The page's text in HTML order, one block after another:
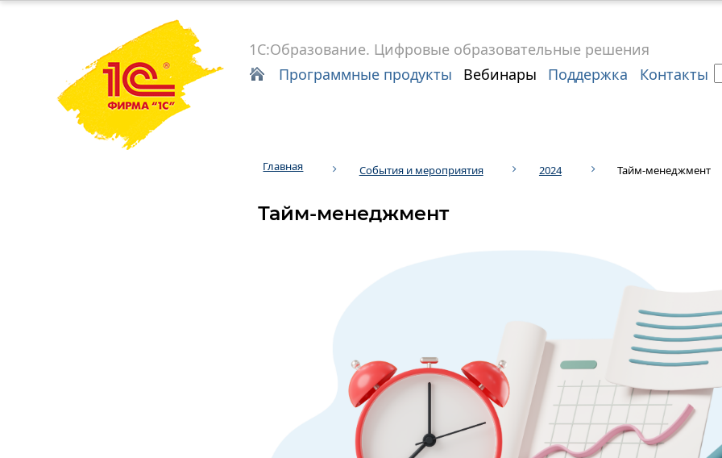
1С:Образование. Цифровые образовательные решения
Программные продукты
Вебинары Поддержка Контакты
Главная События и мероприятия 2024 Тайм-менеджмент
Тайм-менеджмент